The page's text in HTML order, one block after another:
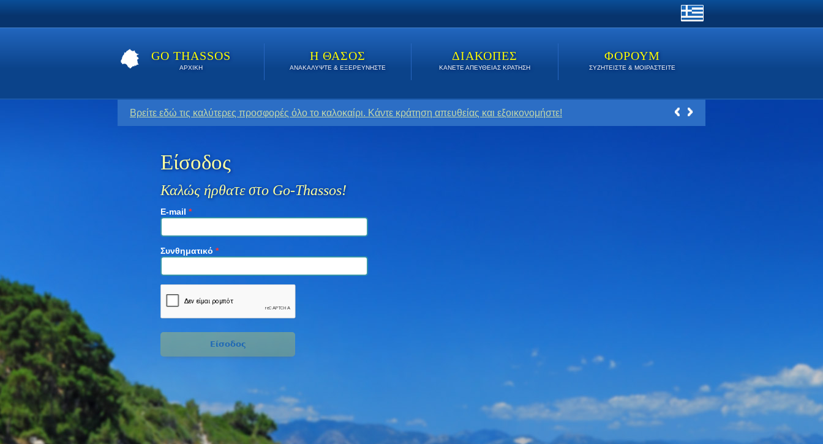
GO THASSOS
ΑΡΧΙΚΗ
Η ΘΑΣΟΣ
ΑΝΑΚΑΛΥΨΤΕ & ΕΞΕΡΕΥΝΗΣΤΕ
ΔΙΑΚΟΠΕΣ
ΚΑΝΕΤΕ ΑΠΕΥΘΕΙΑΣ ΚΡΑΤΗΣΗ
ΦΟΡΟΥΜ
ΣΥΖΗΤΕΙΣΤΕ & ΜΟΙΡΑΣΤΕΙΤΕ
Βρείτε εδώ τις καλύτερες προσφορές όλο το καλοκαίρι. Κάντε κράτηση απευθείας και εξοικονομήστε!
Είσοδος
Καλώς ήρθατε στο Go-Thassos!
E-mail *
Συνθηματικό *